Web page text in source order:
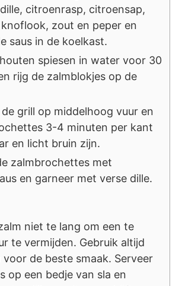
citroenrasp, citroensap,
zout en peper en
saus in de koelkast.
spiesen in water voor 30
rijg de zalmblokjes op de
grill op middelhoog vuur en
3-4 minuten per kant
en licht bruin zijn.
zalmbrochettes met
en garneer met verse dille.
niet te lang om een te
te vermijden. Gebruik altijd
de beste smaak. Serveer
op een bedje van sla en